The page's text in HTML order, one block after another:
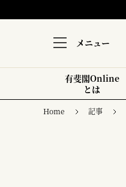
メニュー
有斐閣Online
とは
Home 記事